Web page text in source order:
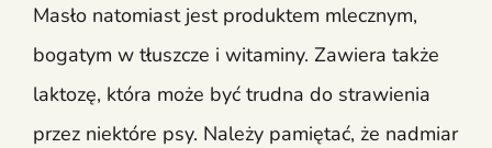
Masło natomiast jest produktem mlecznym,
bogatym w tłuszcze i witaminy. Zawiera także
laktozę, która może być trudna do strawienia
przez niektóre psy. Należy pamiętać, że nadmiar